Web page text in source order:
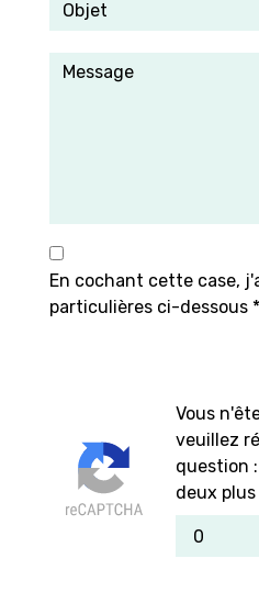
En cochant cette case,
particulières ci-dessous
Vous
veuillez
question
deux